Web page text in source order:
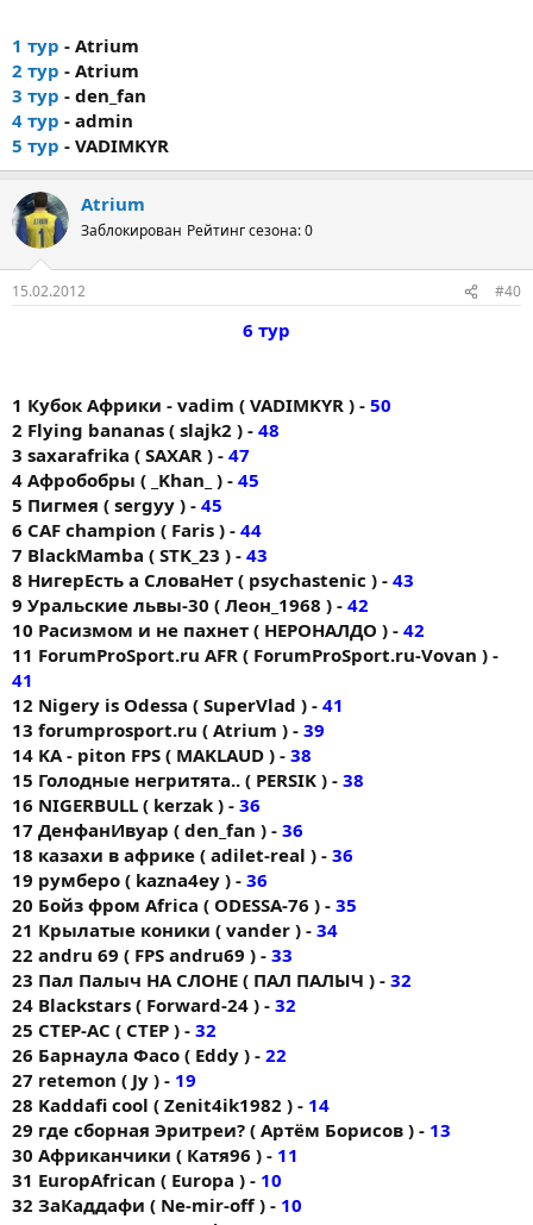
1 тур - Atrium
2 тур - Atrium
3 тур - den_fan
4 тур - admin
5 тур - VADIMKYR
Atrium
Заблокирован Рейтинг сезона: 0
15.02.2012 #40
6 тур
1 Кубок Африки - vadim ( VADIMKYR ) - 50
2 Flying bananas ( slajk2 ) - 48
3 saxarafrika ( SAXAR ) - 47
4 Афробобры ( _Khan_ ) - 45
5 Пигмея ( sergyy ) - 45
6 CAF champion ( Faris ) - 44
7 BlackMamba ( STK_23 ) - 43
8 НигерЕсть а СловаНет ( psychastenic ) - 43
9 Уральские львы-30 ( Леон_1968 ) - 42
10 Расизмом и не пахнет ( НЕРОНАЛДО ) - 42
11 ForumProSport.ru AFR ( ForumProSport.ru-Vovan ) -
41
12 Nigery is Odessa ( SuperVlad ) - 41
13 forumprоsport.ru ( Atrium ) - 39
14 KA - piton FPS ( MAKLAUD ) - 38
15 Голодные негритята.. ( PERSIK ) - 38
16 NIGERBULL ( kerzak ) - 36
17 ДенфанИвуар ( den_fan ) - 36
18 казахи в африке ( adilet-real ) - 36
19 румберо ( kazna4ey ) - 36
20 Бойз фром Africa ( ODESSA-76 ) - 35
21 Крылатые коники ( vander ) - 34
22 andru 69 ( FPS andru69 ) - 33
23 Пал Палыч НА СЛОНЕ ( ПАЛ ПАЛЫЧ ) - 32
24 Blackstars ( Forward-24 ) - 32
25 CTEP-AC ( CTEP ) - 32
26 Барнаула Фасо ( Eddy ) - 22
27 retemon ( Jy ) - 19
28 Kaddafi cool ( Zenit4ik1982 ) - 14
29 где сборная Эритреи? ( Артём Борисов ) - 13
30 Африканчики ( Катя96 ) - 11
31 EuropAfrican ( Europa ) - 10
32 ЗаКаддафи ( Ne-mir-off ) - 10